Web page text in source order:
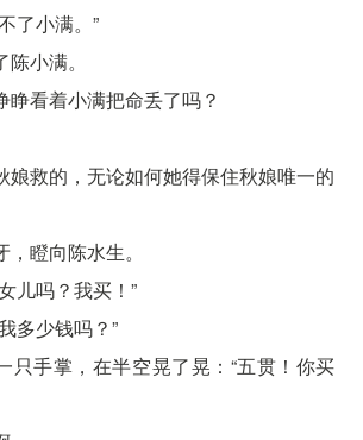
了小满。”
小满。
睁看着小满把命丢了吗？
娘救的，无论如何她得保住秋娘唯一的
瞪向陈水生。
儿吗？我买！”
多少钱吗？”
只手掌，在半空晃了晃：“五贯！你买